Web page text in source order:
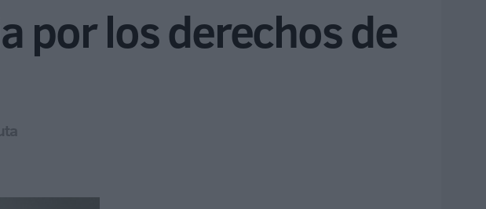
por los derechos de